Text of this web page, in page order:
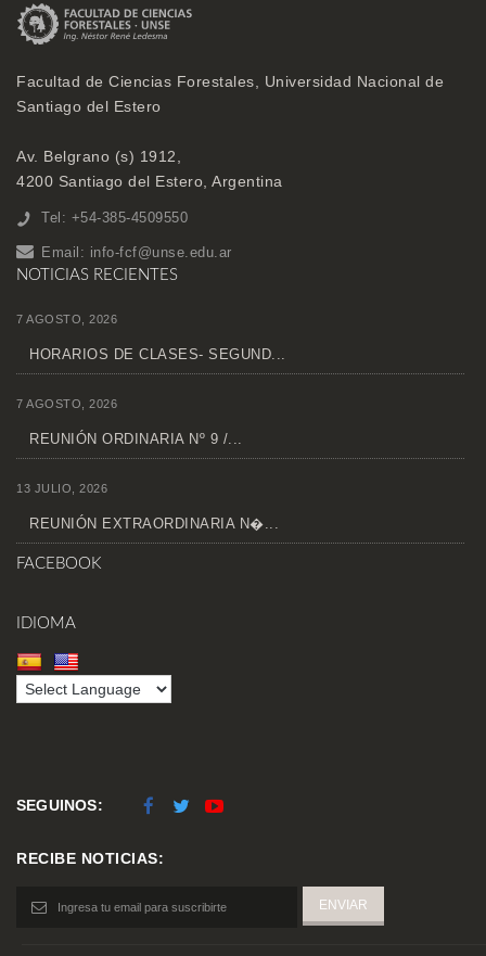
Facultad de Ciencias Forestales, Universidad Nacional de
Santiago del Estero
Av. Belgrano (s) 1912,
4200 Santiago del Estero, Argentina
Tel: +54-385-4509550
Email: info-fcf@unse.edu.ar
NOTICIAS RECIENTES
7 AGOSTO, 2026
HORARIOS DE CLASES- SEGUND...
7 AGOSTO, 2026
REUNIÓN ORDINARIA Nº 9 /...
13 JULIO, 2026
REUNIÓN EXTRAORDINARIA N�...
FACEBOOK
IDIOMA
SEGUINOS:
RECIBE NOTICIAS: